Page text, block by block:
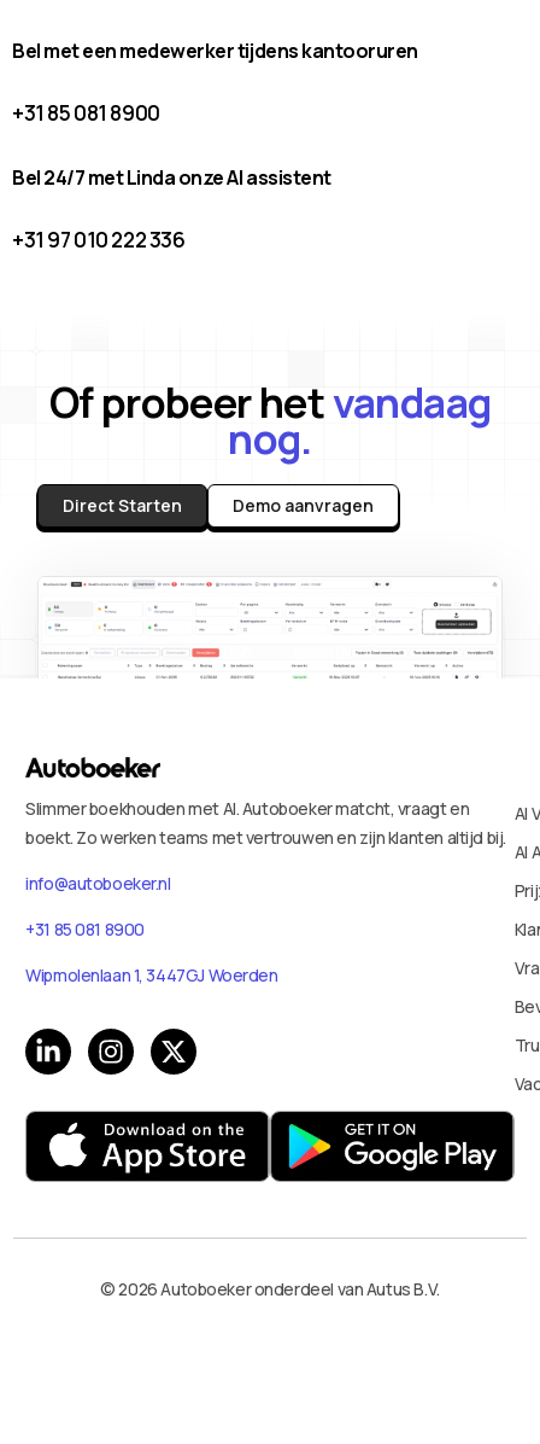
Bel met een medewerker tijdens kantooruren
+31 85 081 8900
Bel 24/7 met Linda onze AI assistent
+31 97 010 222 336
Of probeer hetvandaag
nog.
Direct Starten Demo aanvragen
Slimmer boekhouden met AI. Autoboeker matcht, vraagt en
boekt. Zo werken teams met vertrouwen en zijn klanten altijd bij.
info@autoboeker.nl
+31 85 081 8900
Wipmolenlaan 1, 3447GJ Woerden
AI
AI
© 2026 Autoboeker onderdeel van Autus B.V.